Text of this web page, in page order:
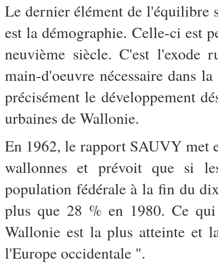
Le dernier élément de
est la démographie. Celle-ci est
neuvième siècle. C'est l'exode
main-d'oeuvre nécessaire dans
précisément le développement
urbaines de Wallonie.
En 1962, le rapport SAUVY met
wallonnes et prévoit que si
population fédérale à la fin du
plus que 28 % en 1980. Ce
Wallonie est la plus atteinte et
l'Europe occidentale ".